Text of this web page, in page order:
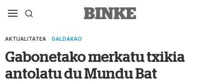
AKTUALITATEA · GALDAKAO
Gabonetako merkatu txikia
antolatu du Mundu Bat